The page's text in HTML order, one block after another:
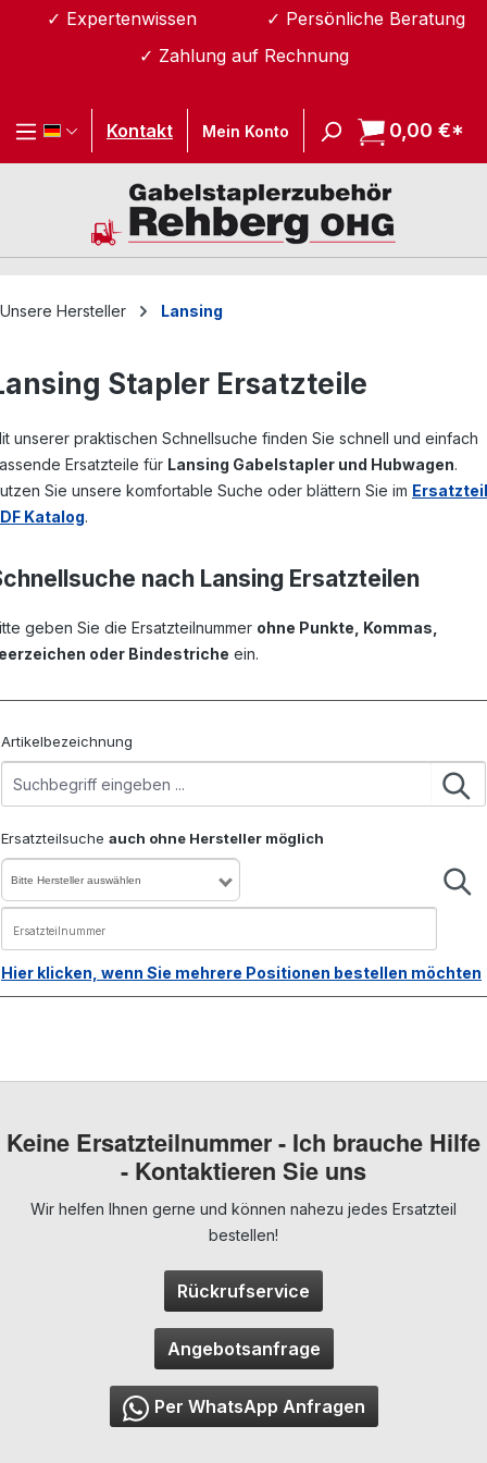
Zum Hauptinhalt springen
✓ Expertenwissen
✓ Persönliche Beratung
✓ Zahlung auf Rechnung
Kontakt Mein Konto 0,00 €*
Unsere Hersteller Lansing
Stapler Ersatzteile
unserer praktischen Schnellsuche finden Sie schnell und einfach
Ersatzteile für Lansing Gabelstapler und Hubwagen.
Sie unsere komfortable Suche oder blättern Sie im Ersatzteil
Katalog.
nach Lansing Ersatzteilen
geben Sie die Ersatzteilnummer ohne Punkte, Kommas,
oder Bindestriche ein.
Artikelbezeichnung
Ersatzteilsuche auch ohne Hersteller möglich
Bitte Hersteller auswählen
Hier klicken, wenn Sie mehrere Positionen bestellen möchten
Keine Ersatzteilnummer - Ich brauche Hilfe
- Kontaktieren Sie uns
Wir helfen Ihnen gerne und können nahezu jedes Ersatzteil
bestellen!
Rückrufservice
Angebotsanfrage
Per WhatsApp Anfragen